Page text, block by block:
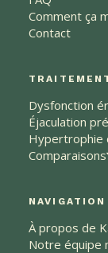
Comment ça
Contact
Dysfonction
Éjaculation
Hypertrophie
Comparaisons
NAVIGATION
À propos de
Notre équipe